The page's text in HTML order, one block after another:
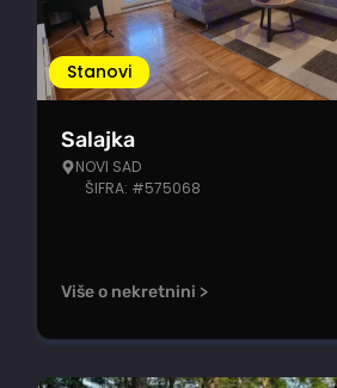
Stanovi
Salajka
NOVI SAD
ŠIFRA: #575068
Više o nekretnini >